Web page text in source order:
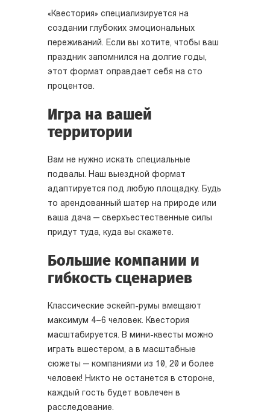
«Квестория» специализируется на
создании глубоких эмоциональных
переживаний. Если вы хотите, чтобы ваш
праздник запомнился на долгие годы,
этот формат оправдает себя на сто
процентов.
Игра на вашей
территории
Вам не нужно искать специальные
подвалы. Наш выездной формат
адаптируется под любую площадку. Будь
то арендованный шатер на природе или
ваша дача — сверхъестественные силы
придут туда, куда вы скажете.
Большие компании и
гибкость сценариев
Классические эскейп-румы вмещают
максимум 4–6 человек. Квестория
масштабируется. В мини-квесты можно
играть вшестером, а в масштабные
сюжеты — компаниями из 10, 20 и более
человек! Никто не останется в стороне,
каждый гость будет вовлечен в
расследование.